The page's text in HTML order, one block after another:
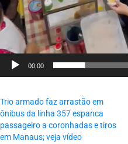
00:00
Trio armado faz arrastão em
ônibus da linha 357 espanca
passageiro a coronhadas e tiros
em Manaus; veja vídeo